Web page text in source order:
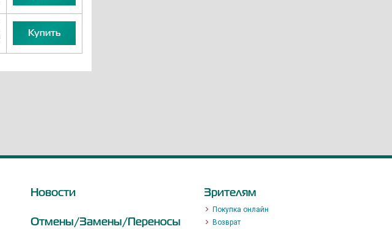
Купить
Новости
Отмены/Замены/Переносы
Зрителям
Покупка онлайн
Возврат